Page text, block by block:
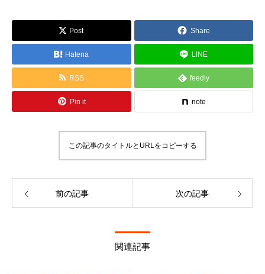
Post Share
Hatena LINE
RSS feedly
Pin it note
この記事のタイトルとURLをコピーする
前の記事 次の記事
関連記事